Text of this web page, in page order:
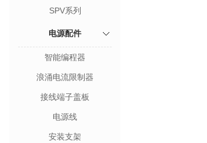
SPV系列
电源配件
智能编程器
浪涌电流限制器
接线端子盖板
电源线
安装支架